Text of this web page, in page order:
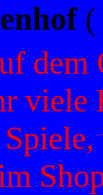
(
dem
viele